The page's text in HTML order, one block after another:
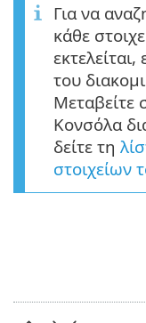
Για να
κάθε
του
Μεταβείτε
Κονσόλα
δείτε τη
στοιχείων